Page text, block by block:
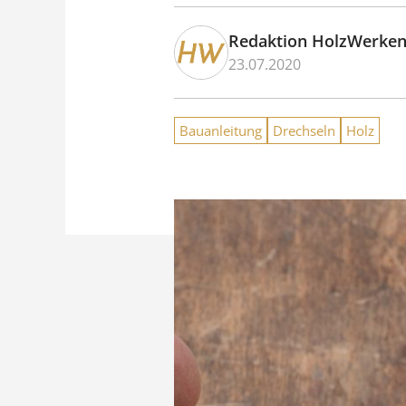
Redaktion HolzWerken
23.07.2020
Bauanleitung Drechseln Holz